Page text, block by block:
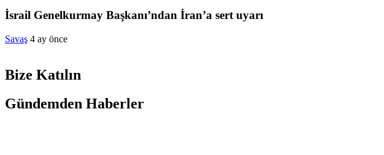
İsrail Genelkurmay Başkanı’ndan İran’a sert uyarı
Savaş 4 ay önce
Bize Katılın
Gündemden Haberler